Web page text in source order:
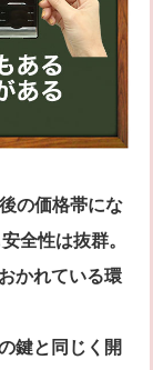
の価格帯にな
全性は抜群。
かれている環
鍵と同じく開